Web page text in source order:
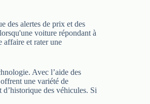
des alertes de prix et des
voiture répondant à
affaire et rater une
Avec l’aide des
une variété de
des véhicules. Si